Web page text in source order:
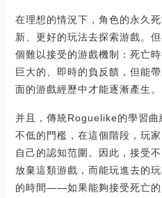
在理想的情況下，角色的永久
新、更好的玩法去探索游戲。
個難以接受的游戲機制：死亡
巨大的、即時的負反饋，但能
面的游戲經歷中才能逐漸產生。
并且，傳統Roguelike的學習
不低的門檻，在這個階段，玩
自己的認知范圍。因此，接受
放棄這類游戲，而能玩進去的
的時間——如果能夠接受死亡的